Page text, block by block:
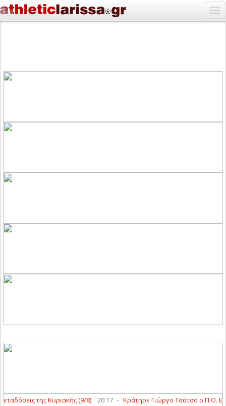
της Κυριακής (9/8) 20:17 - Κράτησε Γιώργο Τσάτσο ο Π.Ο.